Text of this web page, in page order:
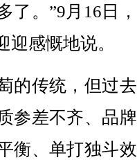
了。”9月16日
感慨地说。
传统，但过
参差不齐、品
衡、单打独斗